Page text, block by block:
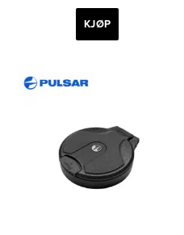
KJØP